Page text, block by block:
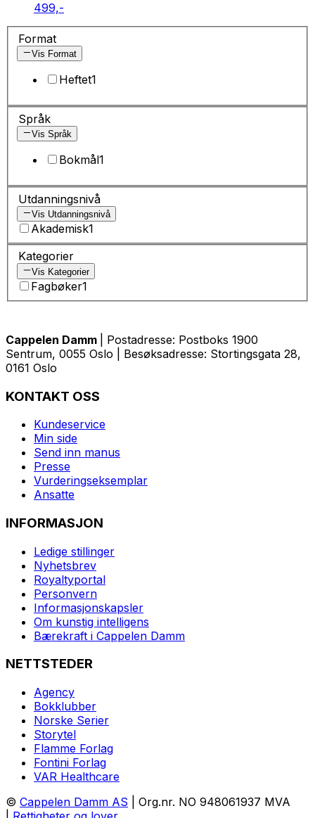
499,-
Format
Vis Format
Heftet1
Språk
Vis Språk
Bokmål1
Utdanningsnivå
Vis Utdanningsnivå
Akademisk1
Kategorier
Vis Kategorier
Fagbøker1
Cappelen Damm
| Postadresse: Postboks 1900
Sentrum, 0055 Oslo | Besøksadresse: Stortingsgata 28,
0161 Oslo
KONTAKT OSS
Kundeservice
Min side
Send inn manus
Presse
Vurderingseksemplar
Ansatte
INFORMASJON
Ledige stillinger
Nyhetsbrev
Royaltyportal
Personvern
Informasjonskapsler
Om kunstig intelligens
Bærekraft i Cappelen Damm
NETTSTEDER
Agency
Bokklubber
Norske Serier
Storytel
Flamme Forlag
Fontini Forlag
VAR Healthcare
© Cappelen Damm AS | Org.nr. NO 948061937 MVA